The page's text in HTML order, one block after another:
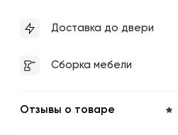
Доставка до двери
Сборка мебели
Отзывы о товаре